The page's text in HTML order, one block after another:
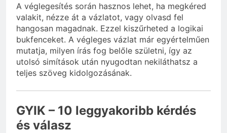
A véglegesítés során hasznos lehet, ha megkéred
valakit, nézze át a vázlatot, vagy olvasd fel
hangosan magadnak. Ezzel kiszűrheted a logikai
bukfenceket. A végleges vázlat már egyértelműen
mutatja, milyen írás fog belőle születni, így az
utolsó simítások után nyugodtan nekiláthatsz a
teljes szöveg kidolgozásának.
GYIK – 10 leggyakoribb kérdés
és válasz